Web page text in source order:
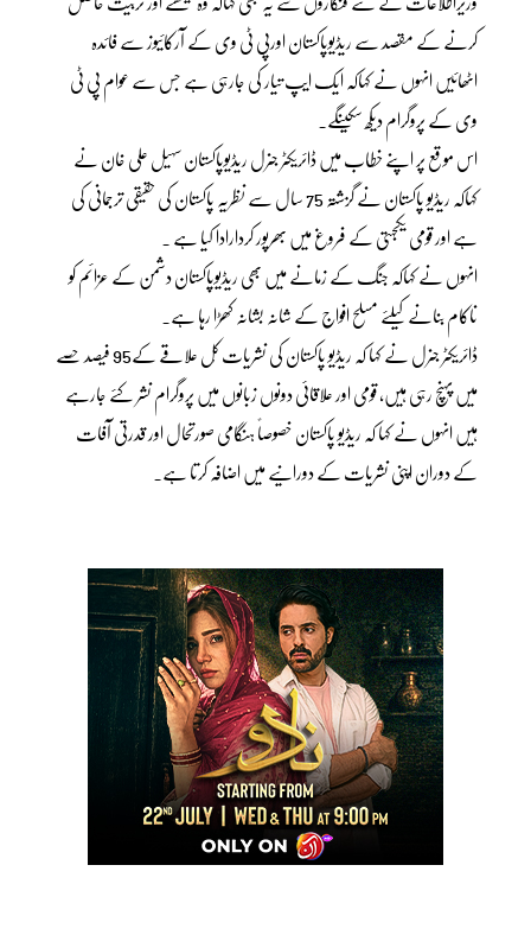
کرنے کے مقصد سے ریڈیوپاکستان اورپی ٹی وی کے آرکائیوز سے فائدہ
اٹھائیں انہوں نے کہاکہ ایک ایپ تیار کی جارہی ہے جس سے عوام پی ٹی
وی کے پروگرام دیکھ سکیںگے۔
اس موقع پر اپنے خطاب میں ڈائریکٹر جنرل ریڈیوپاکستان سہیل علی خان نے
کہاکہ ریڈیو پاکستان نے گزشتہ 75 سال سے نظریہ پاکستان کی حقیقی ترجمانی کی
ہے اور قومی یکجہتی کے فروغ میں بھرپور کردارادا کیا ہے ۔
انہوں نے کہاکہ جنگ کے زمانے میں بھی ریڈیوپاکستان دشمن کے عزائم کو
ناکام بنانے کیلئے مسلح افواج کے شانہ بشانہ کھڑا رہا ہے۔
ڈائریکٹر جنرل نے کہا کہ ریڈیو پاکستان کی نشریات کُل علاقے کے95 فیصد حصے
میں پہنچ رہی ہیں، قومی اور علاقائی دونوں زبانوں میں پروگرام نشر کئے جارہے
ہیں انہوں نے کہا کہ ریڈیو پاکستان خصوصاً ہنگامی صورتحال اور قدرتی آفات
کے دوران اپنی نشریات کے دورانیے میں اضافہ کرتا ہے۔